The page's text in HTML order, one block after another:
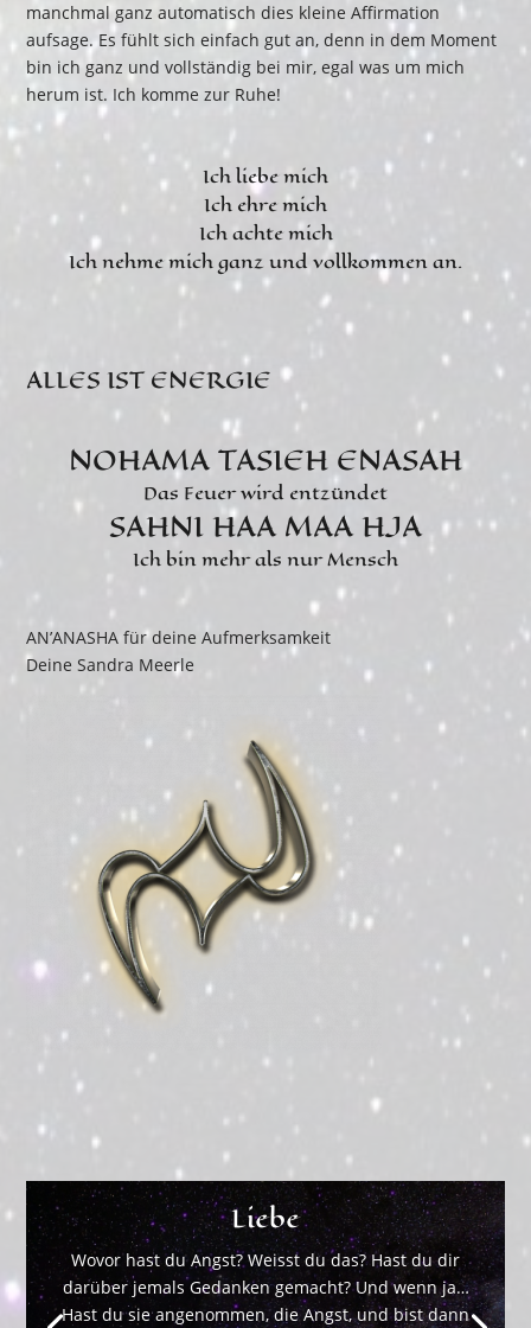
manchmal ganz automatisch dies kleine Affirmation
aufsage. Es fühlt sich einfach gut an, denn in dem Moment
bin ich ganz und vollständig bei mir, egal was um mich
herum ist. Ich komme zur Ruhe!
Ich liebe mich
Ich ehre mich
Ich achte mich
Ich nehme mich ganz und vollkommen an.
ALLES IST ENERGIE
NOHAMA TASIEH ENASAH
Das Feuer wird entzündet
SAHNI HAA MAA HJA
Ich bin mehr als nur Mensch
AN’ANASHA für deine Aufmerksamkeit
Deine Sandra Meerle
Liebe
Wovor hast du Angst? Weisst du das? Hast du dir
darüber jemals Gedanken gemacht? Und wenn ja…
Hast du sie angenommen, die Angst, und bist dann